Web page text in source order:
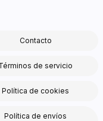
Contacto
de servicio
Política de cookies
Política de envíos